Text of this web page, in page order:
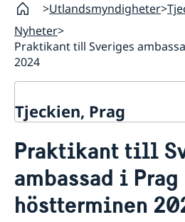
Utlandsmyndigheter
Nyheter
Praktikant till Sveriges
2024
Tjeckien, Prag
Om oss
Ambassadören
Försvarsavdelningen
Praktik på ambassaden i Prag
Så stöttar vi svenska företag
Vi är en resurs för svenska
Team Sweden
Aktuellt
Praktikant till
ambassad i Prag
höstterminen